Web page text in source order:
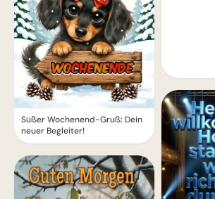
Süßer Wochenend-Gruß: Dein
neuer Begleiter!